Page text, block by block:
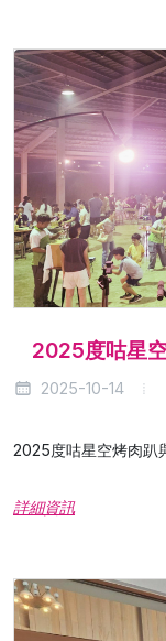
2025度咕星
2025-10-14
2025度咕星空烤肉趴
詳細資訊